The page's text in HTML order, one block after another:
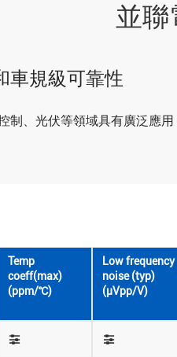
並聯
車規級可靠性
、光伏等領域具有廣泛應
Temp
coeff(max)
(ppm/℃)
Low frequency
noise (typ)
(μVpp/V)